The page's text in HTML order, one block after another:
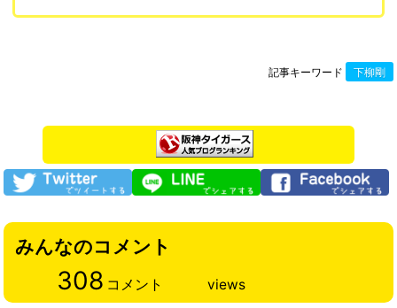
記事キーワード 下柳剛
みんなのコメント
308 コメント views